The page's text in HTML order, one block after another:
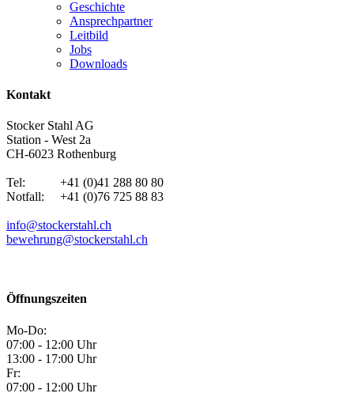
Geschichte
Ansprechpartner
Leitbild
Jobs
Downloads
Kontakt
Stocker Stahl AG
Station - West 2a
CH-6023 Rothenburg
Tel: +41 (0)41 288 80 80
Notfall: +41 (0)76 725 88 83
info@stockerstahl.ch
bewehrung@stockerstahl.ch
Öffnungszeiten
Mo-Do:
07:00 - 12:00 Uhr
13:00 - 17:00 Uhr
Fr:
07:00 - 12:00 Uhr